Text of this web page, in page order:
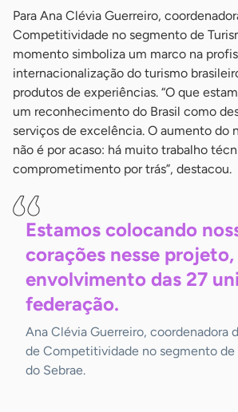
Para Ana Clévia Guerreiro,
Competitividade no segmento de
momento simboliza um marco na
internacionalização do turismo
produtos de experiências. “O que
um reconhecimento do Brasil como
serviços de excelência. O aumento do
não é por acaso: há muito trabalho
comprometimento por trás”, destacou.
Estamos colocando
corações nesse
envolvimento das 27
federação.
Ana Clévia Guerreiro, coordenadora
de Competitividade no segmento de
do Sebrae.